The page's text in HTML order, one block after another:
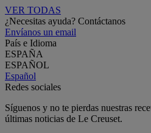
VER TODAS
¿Necesitas ayuda? Contáctanos
Envíanos un email
País e Idioma
ESPAÑA
ESPAÑOL
Español
Redes sociales
Síguenos y no te pierdas nuestras
últimas noticias de Le Creuset.